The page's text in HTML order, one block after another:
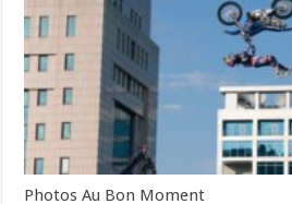
Photos Au Bon Moment